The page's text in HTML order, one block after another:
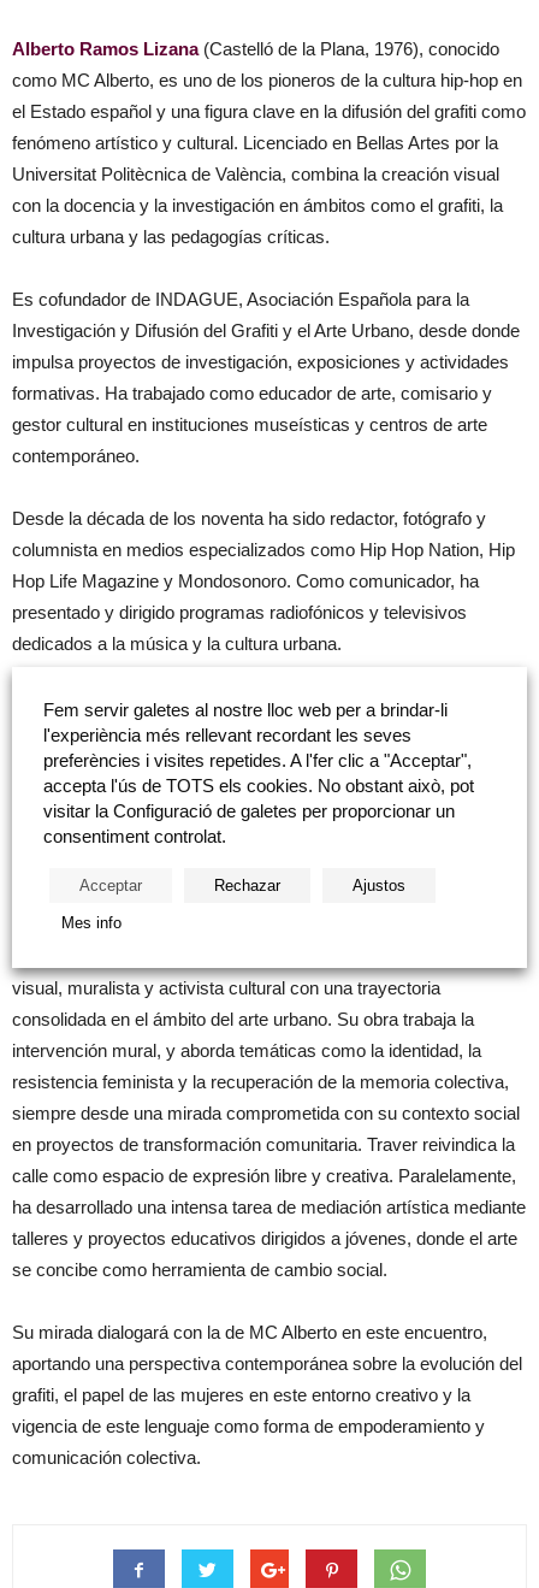
Alberto Ramos Lizana(Castelló de la Plana, 1976), conocido
como MC Alberto, es uno de los pioneros de la cultura hip-hop en
el Estado español y una figura clave en la difusión del grafiti como
fenómeno artístico y cultural. Licenciado en Bellas Artes por la
Universitat Politècnica de València, combina la creación visual
con la docencia y la investigación en ámbitos como el grafiti, la
cultura urbana y las pedagogías críticas.
Es cofundador de INDAGUE, Asociación Española para la
Investigación y Difusión del Grafiti y el Arte Urbano, desde donde
impulsa proyectos de investigación, exposiciones y actividades
formativas. Ha trabajado como educador de arte, comisario y
gestor cultural en instituciones museísticas y centros de arte
contemporáneo.
Desde la década de los noventa ha sido redactor, fotógrafo y
columnista en medios especializados como Hip Hop Nation, Hip
Hop Life Magazine y Mondosonoro. Como comunicador, ha
presentado y dirigido programas radiofónicos y televisivos
dedicados a la música y la cultura urbana.
Paralelamente, ha desarrollado una intensa carrera musical como
DJ, productor y MC, con más de tres décadas de trayectoria.
Miembro activo de la comunidad hip-hop desde 1988, ha
publicado varios álbumes y ha sido reconocido con premios
como Mejor Disco de Hip-Hop por
Vengan a Ver(Mésdemil, 2015).
visual, muralista y activista cultural con una trayectoria
consolidada en el ámbito del arte urbano. Su obra trabaja la
intervención mural, y aborda temáticas como la identidad, la
resistencia feminista y la recuperación de la memoria colectiva,
siempre desde una mirada comprometida con su contexto social
en proyectos de transformación comunitaria. Traver reivindica la
calle como espacio de expresión libre y creativa. Paralelamente,
ha desarrollado una intensa tarea de mediación artística mediante
talleres y proyectos educativos dirigidos a jóvenes, donde el arte
se concibe como herramienta de cambio social.
Su mirada dialogará con la de MC Alberto en este encuentro,
aportando una perspectiva contemporánea sobre la evolución del
grafiti, el papel de las mujeres en este entorno creativo y la
vigencia de este lenguaje como forma de empoderamiento y
comunicación colectiva.
Fem servir galetes al nostre lloc web per a brindar-li
l'experiència més rellevant recordant les seves
preferències i visites repetides. A l'fer clic a "Acceptar",
accepta l'ús de TOTS els cookies. No obstant això, pot
visitar la Configuració de galetes per proporcionar un
consentiment controlat.
Acceptar Rechazar Ajustos
Mes info